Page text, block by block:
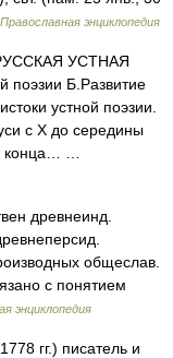
Православная энциклопедия
УСТНАЯ
поэзии Б.Развитие
устной поэзии.
с X до середины
конца… …
древнеинд.
общеслав.
с понятием
энциклопедия
гг.) писатель и